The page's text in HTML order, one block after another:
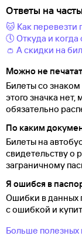
Ответы на
🐱 Как перевезти
🕔 Откуда и когда
👛 А скидки на
Можно не
Билеты со знаком
этого значка
обязательно
По каким
Билеты на
свидетельству о
заграничному
Я ошибся в
Ошибки в данных
с ошибкой и
Больше полезных